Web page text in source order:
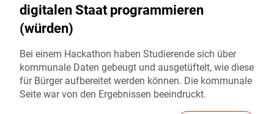
digitalen Staat programmieren
(würden)
Bei einem Hackathon haben Studierende sich über
kommunale Daten gebeugt und ausgetüftelt, wie diese
für Bürger aufbereitet werden können. Die kommunale
Seite war von den Ergebnissen beeindruckt.